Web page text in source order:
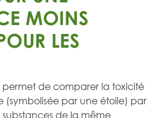
MOINS
LES
permet de comparer la toxicité
(symbolisée par une étoile) par
de la même